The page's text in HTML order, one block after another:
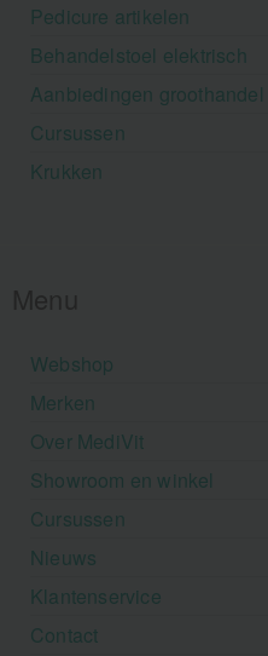
Pedicure artikelen
Behandelstoel elektrisch
Aanbiedingen
Cursussen
Krukken
Webshop
Merken
Over MediVit
Showroom en winkel
Cursussen
Nieuws
Klantenservice
Contact